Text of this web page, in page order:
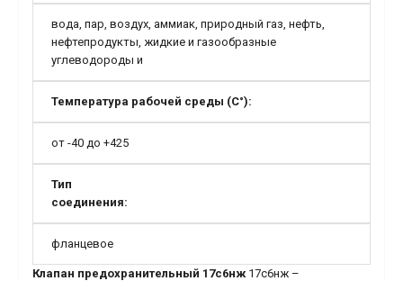
вода, пар, воздух, аммиак, природный газ, нефть,
нефтепродукты, жидкие и газообразные
углеводороды и
Температура рабочей среды (С°):
от -40 до +425
Тип
соединения:
фланцевое
Клапан предохранительный 17с6нж 17c6нж –